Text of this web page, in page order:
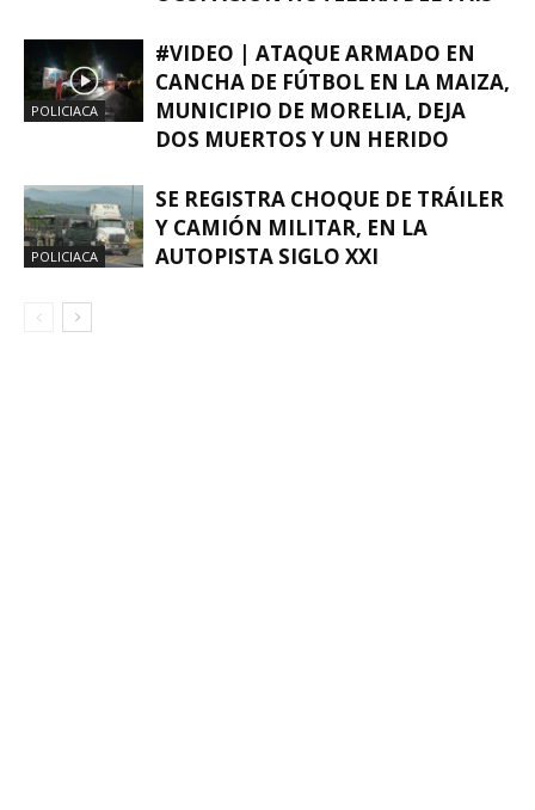
POLICIACA
#VIDEO | ATAQUE ARMADO EN
CANCHA DE FÚTBOL EN LA MAIZA,
MUNICIPIO DE MORELIA, DEJA
DOS MUERTOS Y UN HERIDO
POLICIACA
SE REGISTRA CHOQUE DE TRÁILER
Y CAMIÓN MILITAR, EN LA
AUTOPISTA SIGLO XXI